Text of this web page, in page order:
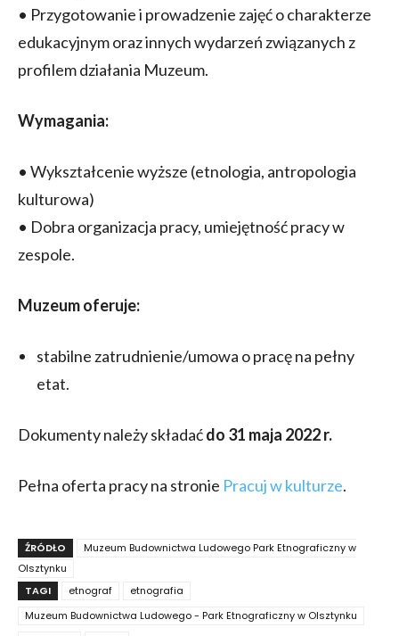
• Przygotowanie i prowadzenie zajęć o charakterze
edukacyjnym oraz innych wydarzeń związanych z
profilem działania Muzeum.
Wymagania:
• Wykształcenie wyższe (etnologia, antropologia
kulturowa)
• Dobra organizacja pracy, umiejętność pracy w
zespole.
Muzeum oferuje:
stabilne zatrudnienie/umowa o pracę na pełny
etat.
Dokumenty należy składaćdo 31 maja 2022 r.
Pełna oferta pracy na stronie Pracuj w kulturze.
ŹRÓDŁO
Muzeum Budownictwa Ludowego Park Etnograficzny w
Olsztynku
TAGI
etnograf
etnografia
Muzeum Budownictwa Ludowego - Park Etnograficzny w Olsztynku